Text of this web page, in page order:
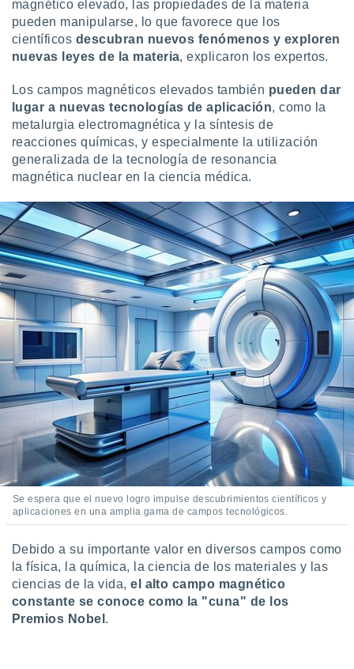
únicos
similares
como
este sitio
IP
posible
traten tus
en
interés
a lo que
Para
su
u
datos
momento
en
en
un
o acceder
datos
magnético elevado, las propiedades de la materia
pueden manipularse, lo que favorece que los
científicos descubran nuevos fenómenos y exploren
nuevas leyes de la materia, explicaron los expertos.
Los campos magnéticos elevados también pueden dar
lugar a nuevas tecnologías de aplicación, como la
metalurgia electromagnética y la síntesis de
reacciones químicas, y especialmente la utilización
generalizada de la tecnología de resonancia
magnética nuclear en la ciencia médica.
Se espera que el nuevo logro impulse descubrimientos científicos y
aplicaciones en una amplia gama de campos tecnológicos.
Debido a su importante valor en diversos campos como
la física, la química, la ciencia de los materiales y las
ciencias de la vida,el alto campo magnético
constante se conoce como la "cuna" de los
Premios Nobel .